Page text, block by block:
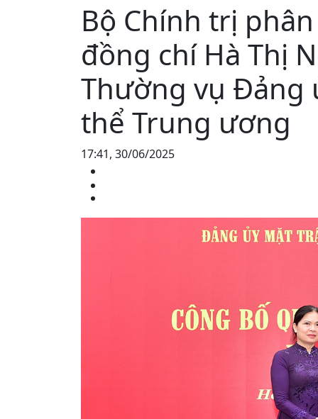
Bộ Chính trị
đồng chí Hà Thị
Thường vụ Đảng
thể Trung ương
17:41, 30/06/2025